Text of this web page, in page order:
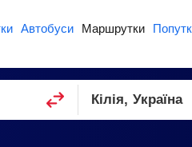
Автобуси Маршрутки